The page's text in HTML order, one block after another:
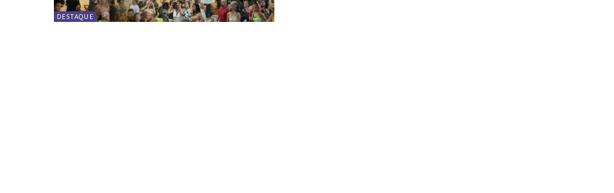
DESTAQUE